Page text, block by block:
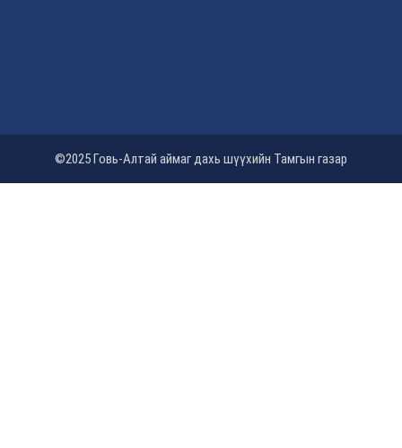
©2025 Говь-Алтай аймаг дахь шүүхийн Тамгын газар